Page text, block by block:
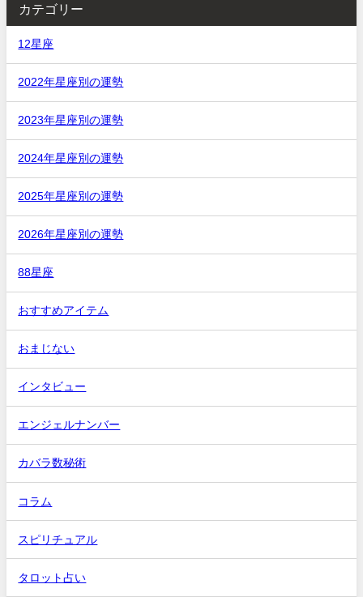
カテゴリー
12星座
2022年星座別の運勢
2023年星座別の運勢
2024年星座別の運勢
2025年星座別の運勢
2026年星座別の運勢
88星座
おすすめアイテム
おまじない
インタビュー
エンジェルナンバー
カバラ数秘術
コラム
スピリチュアル
タロット占い